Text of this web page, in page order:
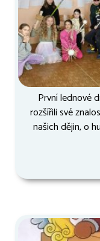
První lednové
rozšířili své
našich dějin, o